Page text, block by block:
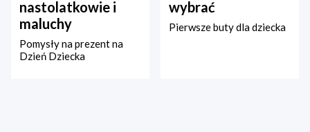
nastolatkowie i
maluchy
Pomysły na prezent na
Dzień Dziecka
wybrać
Pierwsze buty dla dziecka